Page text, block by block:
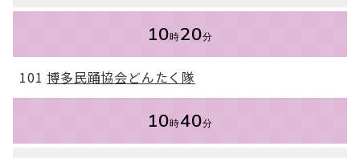
10時20分
101 博多民踊協会どんたく隊
10時40分